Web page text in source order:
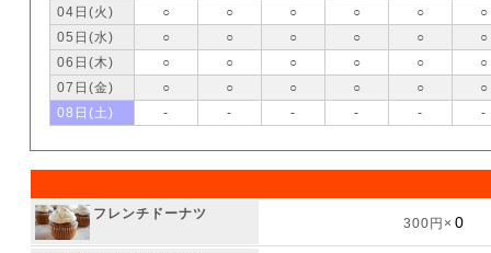
04日(火)
○ ○ ○ ○ ○
○
05日(水)
○ ○ ○ ○ ○
○
06日(木)
○ ○ ○ ○ ○
○
07日(金)
○ ○ ○ ○ ○
○
08日(土)
- - - - - -
フレンチドーナツ
300円×